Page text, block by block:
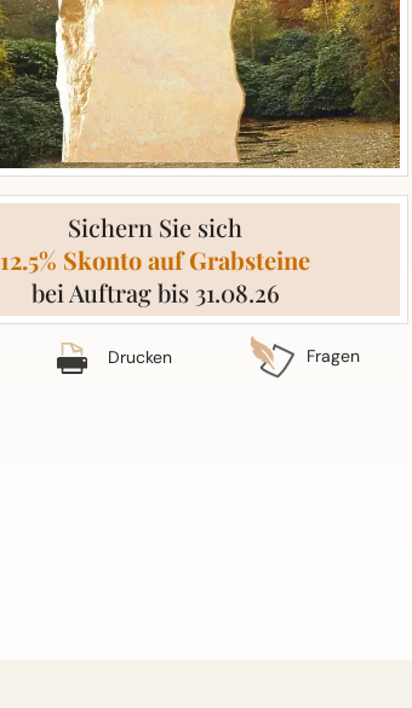
Sichern Sie sich
12.5% Skonto auf Grabsteine
bei Auftrag bis 31.08.26
Drucken Fragen